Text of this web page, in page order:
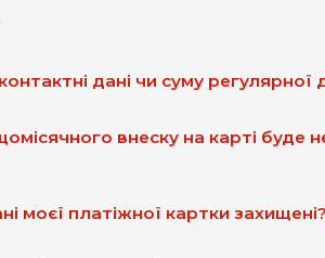
дані чи суму регулярної
внеску на карті буде
моєї платіжної картки